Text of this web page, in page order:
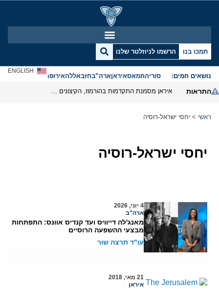
תמכו בנו הרשמו לניוזלטר שלנו
נושאים חמים: סוריהחמאסאיראןארה”בחזבאללהאירופהאנטישמיות
ENGLISH
התראות
ראשי > יחסי ישראל-רוסיה
יחסי ישראל-רוסיה
4 יוני, 2026
ארה"ב
מאנג'לה דייוויס ועד קנדיס אוונס: התפתחות
מבצעי ההשפעה הרוסיים
עו"ד תרצה שור
21 מאי, 2018
איראן